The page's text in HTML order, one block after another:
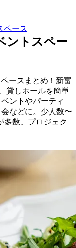
ペース
ントスペー
ースまとめ！新富
貸しホールを簡単
ントやパーティ
などに。少人数〜
多数。プロジェク